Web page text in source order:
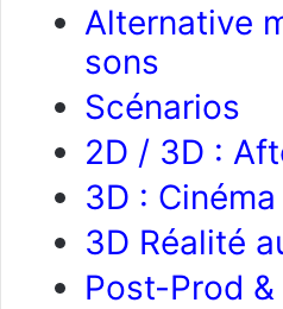
Alternative
sons
Scénarios
2D / 3D :
3D :
3D Réalité
Post-Prod